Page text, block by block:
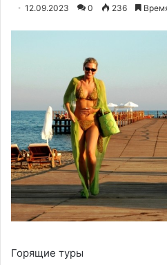
12.09.2023 0 236
Горящие туры